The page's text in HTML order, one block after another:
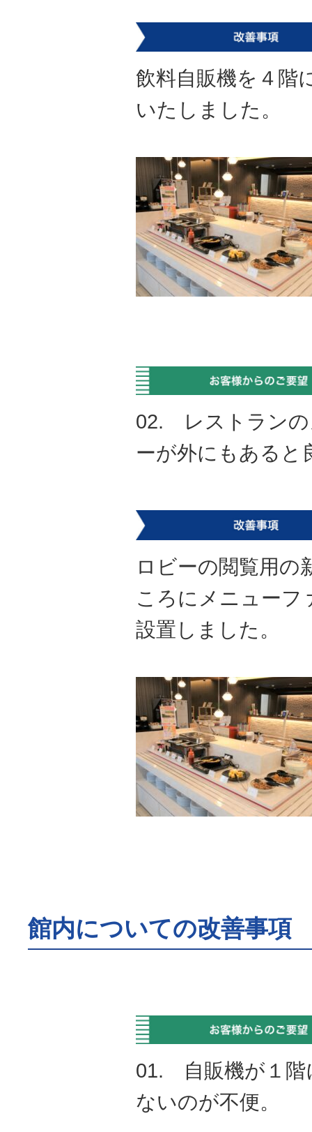
飲料自販機を４階
いたしました。
02. レストランの
ーが外にもあると
ロビーの閲覧用の
ころにメニューフ
設置しました。
館内についての改善事項
01. 自販機が１階
ないのが不便。